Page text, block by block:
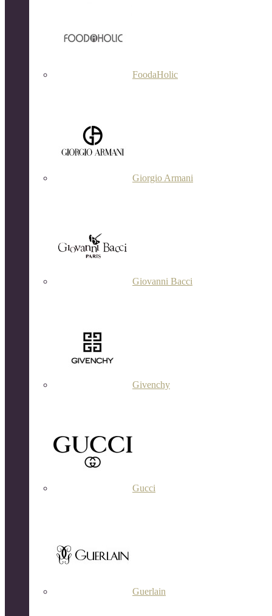
FoodaHolic
Giorgio Armani
Giovanni Bacci
Givenchy
Gucci
Guerlain